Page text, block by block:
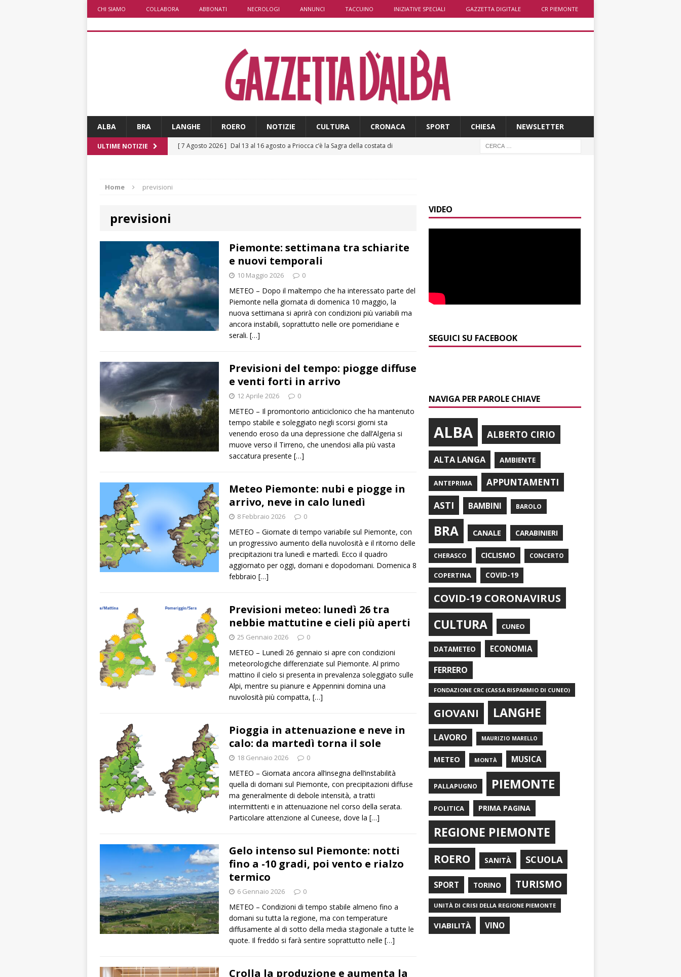
CHI SIAMO COLLABORA ABBONATI NECROLOGI ANNUNCI TACCUINO INIZIATIVE SPECIALI GAZZETTA DIGITALE CR PIEMONTE
ALBA BRA LANGHE ROERO NOTIZIE CULTURA CRONACA SPORT CHIESA NEWSLETTER
ULTIME NOTIZIE [ 7 Agosto 2026 ] Dal 13 al 16 agosto a Priocca c’è la Sagra della costata di
[ 7 Agosto 2026 ]
Siccità in Piemonte, parte la richiesta di calamità naturale
CRONACA
[ 7 Agosto 2026 ]
caldo è sempre presente
ALBA
[ 7 Agosto 2026 ]
A Belvedere Langhe la festa dell’Assunta darà spazio anche a
LANGHE
Alba: lunedì 10 agosto tornano le “Notti del vino” ALBA
Home previsioni
previsioni
Piemonte: settimana tra schiarite
e nuovi temporali
10 Maggio 2026 0
METEO – Dopo il maltempo che ha interessato parte del
Piemonte nella giornata di domenica 10 maggio, la
nuova settimana si aprirà con condizioni più variabili ma
ancora instabili, soprattutto nelle ore pomeridiane e
serali. […]
Previsioni del tempo: piogge diffuse
e venti forti in arrivo
12 Aprile 2026 0
METEO – Il promontorio anticiclonico che ha mantenuto
tempo stabile e soleggiato negli scorsi giorni sta
venendo eroso da una depressione che dall’Algeria si
muove verso il Tirreno, che unendosi alla più vasta
saccatura presente […]
Meteo Piemonte: nubi e piogge in
arrivo, neve in calo lunedì
8 Febbraio 2026 0
METEO – Giornate di tempo variabile sul Piemonte, con
un progressivo aumento della nuvolosità e il ritorno delle
precipitazioni tra lunedì e martedì. Ecco il quadro
aggiornato per oggi, domani e dopodomani. Domenica 8
febbraio […]
Previsioni meteo: lunedì 26 tra
nebbie mattutine e cieli più aperti
25 Gennaio 2026 0
METEO – Lunedì 26 gennaio si apre con condizioni
meteorologiche differenziate sul Piemonte. Al primo
mattino il cielo si presenta in prevalenza soleggiato sulle
Alpi, mentre su pianure e Appennini domina una
nuvolosità più compatta, […]
Pioggia in attenuazione e neve in
calo: da martedì torna il sole
18 Gennaio 2026 0
METEO – Giornata ancora all’insegna dell’instabilità
quella di domani sul Piemonte, con precipitazioni diffuse
ma generalmente di debole intensità, a tratti
intermittenti e in attenuazione nel corso della serata.
Particolare attenzione al Cuneese, dove la […]
Gelo intenso sul Piemonte: notti
fino a -10 gradi, poi vento e rialzo
termico
6 Gennaio 2026 0
METEO – Condizioni di tempo stabile almeno fino a
domani su tutta la regione, ma con temperature
diffusamente al di sotto della media stagionale a tutte le
quote. Il freddo si farà sentire soprattutto nelle […]
Crolla la produzione e aumenta la
VIDEO
SEGUICI SU FACEBOOK
NAVIGA PER PAROLE CHIAVE
ALBA ALBERTO CIRIO
ALTA LANGA AMBIENTE
ANTEPRIMA
APPUNTAMENTI
ASTI
BAMBINI BAROLO
BRA CANALE CARABINIERI
CHERASCO CICLISMO CONCERTO
COPERTINA COVID-19
COVID-19 CORONAVIRUS
CULTURA CUNEO
DATAMETEO ECONOMIA
FERRERO
FONDAZIONE CRC (CASSA RISPARMIO DI CUNEO)
GIOVANI LANGHE
LAVORO MAURIZIO MARELLO
METEO MONTÀ MUSICA
PALLAPUGNO PIEMONTE
POLITICA PRIMA PAGINA
REGIONE PIEMONTE
ROERO SANITÀ SCUOLA
SPORT TORINO TURISMO
UNITÀ DI CRISI DELLA REGIONE PIEMONTE
VIABILITÀ VINO